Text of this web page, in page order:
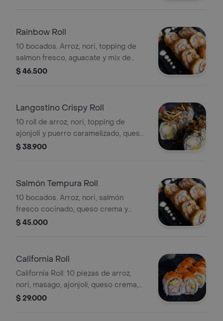
Rainbow Roll
10 bocados. Arroz, nori, topping de
salmon fresco, aguacate y mix de
cangrejo crudo.
$ 46.500
Langostino Crispy Roll
10 roll de arroz, nori, topping de
ajonjoli y puerro caramelizado, queso
crema, aguacate y langostinos crispy
$ 38.900
Salmón Tempura Roll
10 bocados. Arroz, nori, salmón
fresco cocinado, queso crema y
kanikama Fry roll.
$ 45.000
California Roll
California Roll: 10 piezas de arroz,
nori, masago, ajonjolí, queso crema,
aguacate y cangrejo. Incluye palillos y
$ 29.000